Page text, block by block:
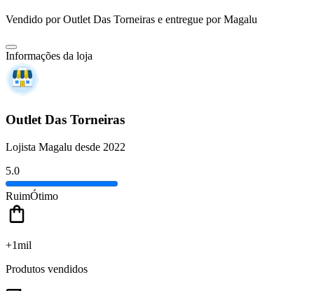
Vendido porOutlet Das Torneiras e entregue por Magalu
Informações da loja
Outlet Das Torneiras
Lojista Magalu desde 2022
5.0
RuimÓtimo
+1mil
Produtos vendidos